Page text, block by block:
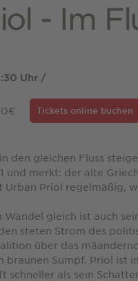
- Im
Uhr /
Tickets online buchen
den gleichen Fluss
und merkt: der alte
Urban Priol regelmäßig,
Wandel gleich ist auch
steten Strom des
über das
braunen Sumpf. Priol ist
schneller als sein